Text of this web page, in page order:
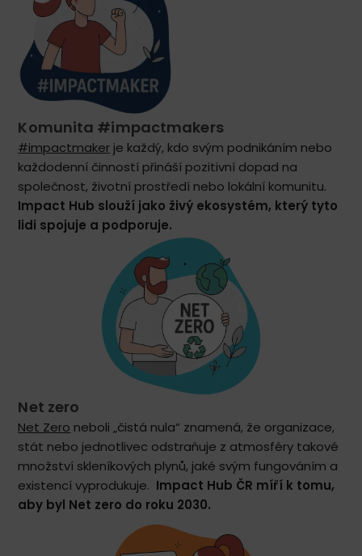
Komunita #impactmakers
#impactmaker je každý, kdo svým podnikáním nebo
každodenní činností přináší pozitivní dopad na
společnost, životní prostředí nebo lokální komunitu.
Impact Hub slouží jako živý ekosystém, který tyto
lidi spojuje a podporuje.
Net zero
Net Zero neboli „čistá nula“ znamená, že organizace,
stát nebo jednotlivec odstraňuje z atmosféry takové
množství skleníkových plynů, jaké svým fungováním a
existencí vyprodukuje. Impact Hub ČR míří k tomu,
aby byl Net zero do roku 2030.